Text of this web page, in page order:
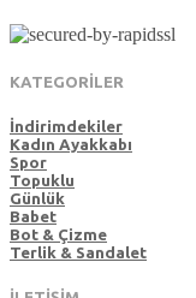
KATEGORİLER
İndirimdekiler
Kadın Ayakkabı
Spor
Topuklu
Günlük
Babet
Bot & Çizme
Terlik & Sandalet